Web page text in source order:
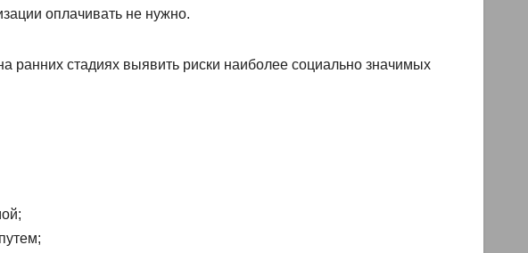
оплачивать не нужно.
ранних стадиях выявить риски наиболее социально значимых